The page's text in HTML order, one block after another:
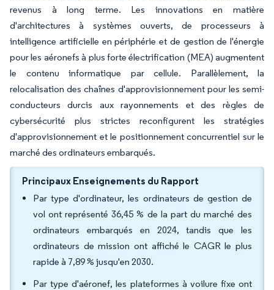
revenus à long terme. Les innovations en matière
d'architectures à systèmes ouverts, de processeurs à
intelligence artificielle en périphérie et de gestion de l'énergie
pour les aéronefs à plus forte électrification (MEA) augmentent
le contenu informatique par cellule. Parallèlement, la
relocalisation des chaînes d'approvisionnement pour les semi-
conducteurs durcis aux rayonnements et des règles de
cybersécurité plus strictes reconfigurent les stratégies
d'approvisionnement et le positionnement concurrentiel sur le
marché des ordinateurs embarqués.
Principaux Enseignements du Rapport
Par type d'ordinateur, les ordinateurs de gestion de
vol ont représenté 36,45 % de la part du marché des
ordinateurs embarqués en 2024, tandis que les
ordinateurs de mission ont affiché le CAGR le plus
rapide à 7,89 % jusqu'en 2030.
Par type d'aéronef, les plateformes à voilure fixe ont